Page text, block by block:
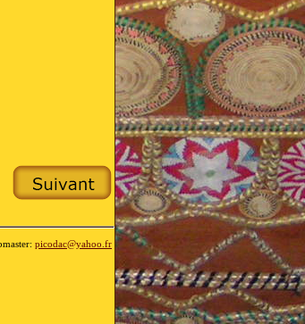
picodac@yahoo.fr